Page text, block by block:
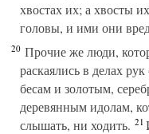
хвостах их; а хвосты
головы, и ими они
20 Прочие же люди,
раскаялись в делах
бесам и золотым,
деревянным идолам,
слышать, ни ходить. 21